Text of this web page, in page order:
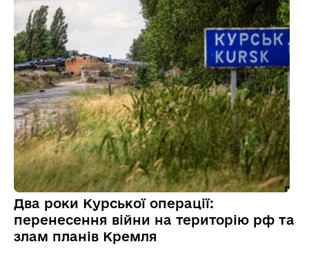
Два роки Курської операції:
перенесення війни на територію рф та
злам планів Кремля